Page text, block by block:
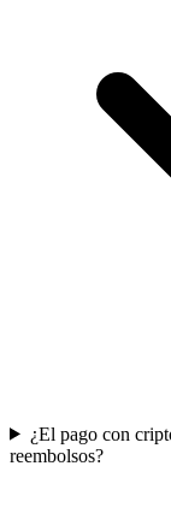
¿El pago con
reembolsos?